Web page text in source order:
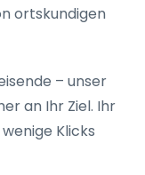
ortskundigen
– unser
an Ihr Ziel. Ihr
Klicks